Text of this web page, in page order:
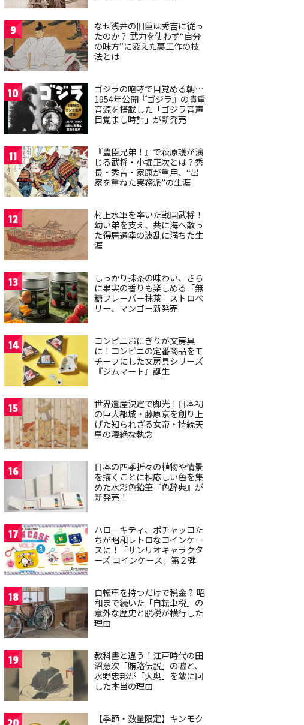
9
なぜ浅井の旧臣は秀吉に従っ
たのか？ 武力を使わず“自分
の味方”に変えた裏工作の技
法とは
10
ゴジラの咆哮で目覚める朝…
1954年公開『ゴジラ』の貴重
音源を搭載した「ゴジラ音声
目覚まし時計」が新発売
11
『豊臣兄弟！』で萩原護が演
じる武将・小堀正次とは？秀
長・秀吉・家康が重用、“出
家を重ねた実務派”の生涯
12
村上水軍を率いた戦国武将！
幼い弟を支え、共に海へ散っ
た得居通幸の波乱に満ちた生
涯
13
しっかり抹茶の味わい、さら
に果実の香りも楽しめる「無
糖フレーバー抹茶」ストロベ
リー、マンゴー新発売
14
コンビニおにぎりが文房具
に！コンビニの定番商品をモ
チーフにした文房具シリーズ
『ジムマート』誕生
15
世界遺産決定で脚光！日本初
の巨大都城・藤原京を創り上
げた知られざる女帝・持統天
皇の凄絶な執念
16
日本の四季折々の植物や情景
を描くことに相応しい色を集
めた水彩色鉛筆『色辞典』が
新発売！
17
ハローキティ、ポチャッコた
ちが昭和レトロなコインケー
スに！「サンリオキャラクタ
ーズ コインケース」第２弾
18
自転車を持つだけで税金？ 昭
和まで続いた「自転車税」の
意外な歴史と脱税が横行した
理由
19
教科書と違う！江戸時代の田
沼意次「賄賂伝説」の嘘と、
水野忠邦が「大奥」を敵に回
した本当の理由
【季節・数量限定】キンモク